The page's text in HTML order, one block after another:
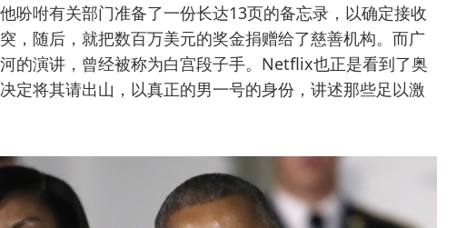
吩咐有关部门准备了一份长达13页的备忘录，以确定接收
，随后，就把数百万美元的奖金捐赠给了慈善机构。而广
的演讲，曾经被称为白宫段子手。Netflix也正是看到了奥
定将其请出山，以真正的男一号的身份，讲述那些足以激